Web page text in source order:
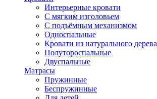
Интерьерные кровати
С мягким изголовьем
С подъёмным механизмом
Односпальные
Кровати из натурального дерева
Полутороспальные
Двуспальные
Матрасы
Пружинные
Беспружинные